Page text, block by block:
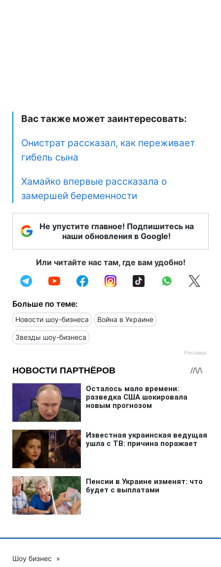
Вас также может заинтересовать:
Онистрат рассказал, как переживает
гибель сына
Хамайко впервые рассказала о
замершей беременности
Не упустите главное! Подпишитесь на
наши обновления в Google!
Или читайте нас там, где вам удобно!
Больше по теме:
Новости шоу-бизнеса Война в Украине
Звезды шоу-бизнеса
Шоу бизнес »